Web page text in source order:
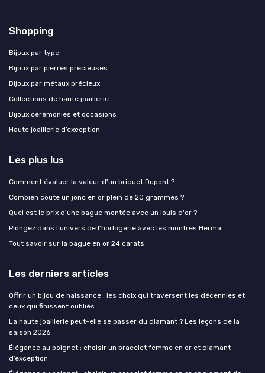
Shopping
Bijoux par type
Bijoux par pierres précieuses
Bijoux par métaux précieux
Collections de haute joaillerie
Bijoux cérémonies et occasions
Haute joaillerie d’exception
Les plus lus
Comment évaluer la valeur d'un briquet Dupont ?
Combien coûte un jonc en or plein de 20 grammes ?
Quel est le prix d'une bague montée avec un louis d'or ?
Plongez dans l'univers de l'horlogerie avec les montres Herma
Tout savoir sur la bague en or 24 carats
Les derniers articles
Offrir un bijou de naissance : les choix qui traversent les décennies et
ceux qui finissent oubliés
La haute joaillerie peut-elle se passer du diamant ? Les leçons de la
saison 2026
Élégance au poignet : choisir un bracelet femme en or et diamant
d’exception